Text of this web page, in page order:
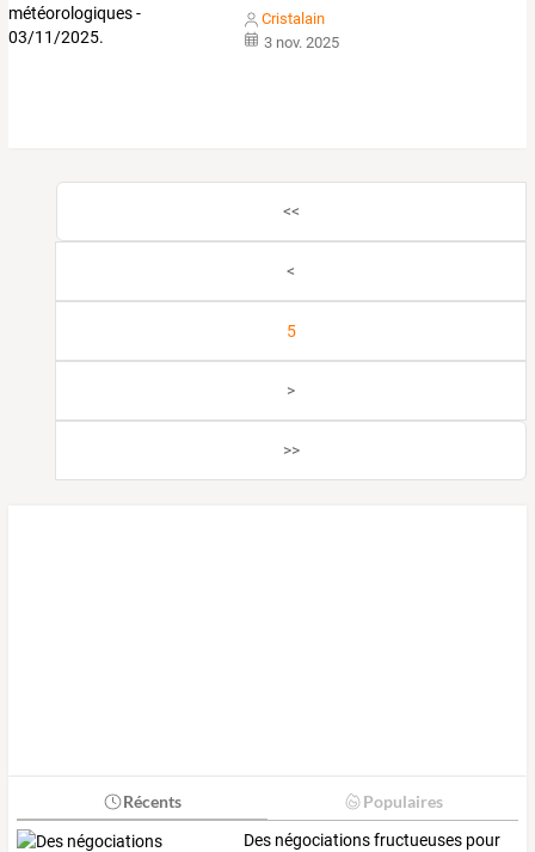
Cristalain
3 nov. 2025
<<
<
5
>
>>
Récents Populaires
Des négociationsfructueuses pour